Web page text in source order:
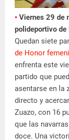
• Viernes 29 de
polideportivo de
Quedan siete
de Honor
enfrenta este
partido que
asentarse en la
directo y
Zuazo, con 16
que las
doce. Una